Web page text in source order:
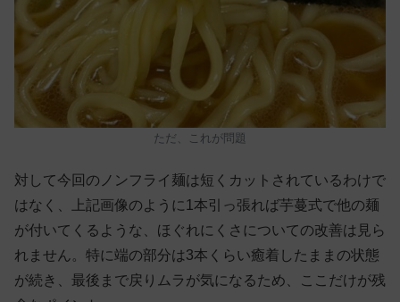
ただ、これが問題
対して今回のノンフライ麺は短くカットされているわけで
はなく、上記画像のように1本引っ張れば芋蔓式で他の麺
が付いてくるような、ほぐれにくさについての改善は見ら
れません。特に端の部分は3本くらい癒着したままの状態
が続き、最後まで戻りムラが気になるため、ここだけが残